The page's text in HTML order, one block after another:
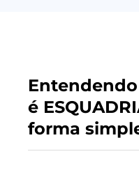
é
forma